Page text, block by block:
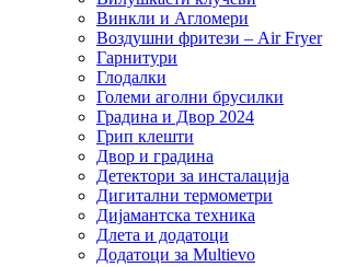
Винкли и Агломери
Воздушни фритези – Air Fryer
Гарнитури
Глодалки
Големи аголни брусилки
Градина и Двор 2024
Грип клешти
Двор и градина
Детектори за инсталација
Дигитални термометри
Дијамантска техника
Длета и додатоци
Додатоци за Multievo